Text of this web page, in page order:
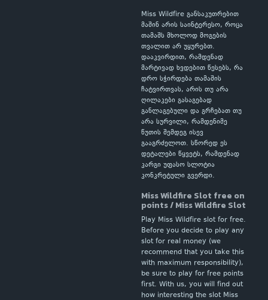
Miss Wildfire განსაკუთრებით
მაშინ არის საინტერესო, როცა
თამაშს მხოლოდ მოგების
თვალით არ უყურებთ.
დააკვირდით, რამდენად
მარტივად ხვდებით წესებს, რა
დრო სჭირდება თამაშის
ჩატვირთვას, არის თუ არა
ღილაკები გასაგებად
განლაგებული და გრჩებათ თუ
არა სურვილი, რამდენიმე
წუთის შემდეგ ისევ
გააგრძელოთ. სწორედ ეს
დეტალები წყვეტს, რამდენად
კარგი უფასო სლოტია
კონკრეტული გვერდი.
Miss Wildfire Slot free on
points / Miss Wildfire Slot
Play Miss Wildfire slot for free.
Before you decide to play any
slot for real money (we
recommend that you take this
with maximum responsibility),
be sure to play for free points
first. With us, you will find out
how interesting the slot Miss